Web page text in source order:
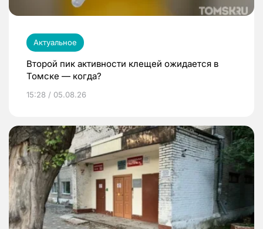
Актуальное
Второй пик активности клещей ожидается в
Томске — когда?
15:28 / 05.08.26